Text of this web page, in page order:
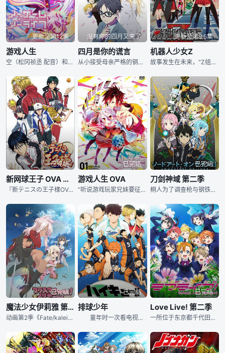
更新至第12集
游戏人生
空（松冈祯丞 配音）和白（茅野爱衣）是网络世界里人尽皆知的传奇人物，两人在虚拟的战斗中所向披靡，甚至被称为传说一般的存在。然而，在现实世界中，兄妹两人却是连家门都不敢出的“御宅族”，患有严重的人群
没有你的四月又来了
四月是你的谎言
从小接受母亲严格的钢琴训练，并在各种音乐比赛上获胜的“神童”——有马公生，11岁那年因为母亲去世，他从此变得听不见钢琴的声音，因而放弃了弹奏钢琴。国中三年级时，在青梅竹马椿的引见下，公生认识了与他同年级的小提琴手——宫园薰，并于一场比赛中被薰自由奔放的演奏风格所吸引。自此，公生的日常生活开始有了改变。
更新至第9.5集
机器人少女Z
故事发生在未来，“Z组合”平时在东京练马区大泉学园光子力町进行新型能源“光子能源”的宣传活动，偶尔将前来搞破坏的地下帝国的尖兵（机械兽少女们）揍飞（顺便发泄压力）。是日常搞笑与暴力相结合的动画。东映公司将于2014年1月推出的新作动画「机器人少女Z」，本作被宣传为将“机器人动画金字塔顶端”的“魔神系列三部曲”变身为美少女，集结日常轻松卖萌和暴力战斗为一体的新作动画！
已完结
新网球王子 OVA 对战Genius10
『新テニスの王子様OVAvsGenius10』は、2014年10月29日より発売のOVAシリーズ。全5巻各2话ずつ収録。
已完结
游戏人生 OVA
“听说游戏玩家兄妹要征服幻想世界”空与白既是尼特族又是家里蹲，但是在网路上却是被奉为都市传说的天才游戏玩家兄妹。称世界为「烂游戏」的两人，某一天被自称是“神&amp;quot;的少年召唤至异世界，那是个战争为
已完结
刀剑神域 第二季
桐人为了调查枪与钢铁的VRMMO「Gun Gale Online」里所发生的“死枪”事件而登陆了该游戏。 桐人将自己在ALO里的游戏转移到GGO里后，虽然遇上了乍看之下很容易被误认为是美少女角色的麻
已完结
魔法少女伊莉雅 第二季
动画第2季《Fate/kaleid liner》（魔法少女伊莉雅2wei）将是漫画版《Fate/kaleid liner魔法少女伊莉雅2wei》的内容，紧接第一季，继续讲述自回收卡片作战过后数周以来，
已完结
排球少年
童年时一次看电视转播的经历，在少年日向翔阳（村濑步 配音）的心中种下了排球的种子。他在初中时代是排球部的主将，可是人丁寥落的排球部始终没有起色，唯一一场比赛也以惨败告终。在此之后，他终于如愿考入梦
已完结
Love Live! 第二季
一所位于东京都千代田区的传统高校“音乃木坂学院”，因为入读的学生人数骤减，所以正面临着废校的危机。其中有三名少女想到一条妙计——成为偶像，只要她们成为偶像，学校的名气便会增加，而入读学生的人数亦会上升